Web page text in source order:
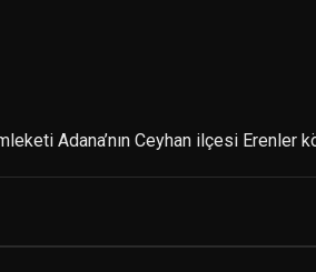
Adana’nın Ceyhan ilçesi Erenler